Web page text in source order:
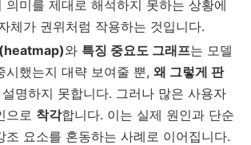
의미를 제대로 해석하지 못하는 상황에
체가 권위처럼 작용하는 것입니다.
와 특징 중요도 그래프는 모델
시했는지 대략 보여줄 뿐, 왜 그렇게 판
설명하지 못합니다. 그러나 많은 사용자
으로 착각합니다. 이는 실제 원인과 단순
조 요소를 혼동하는 사례로 이어집니다.